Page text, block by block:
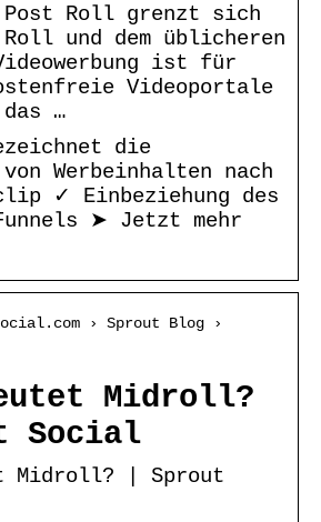
Roll grenzt sich
und dem üblicheren
ist für
Videoportale
das …
die
Werbeinhalten nach
✓ Einbeziehung des
➤ Jetzt mehr
› Sprout Blog ›
Midroll?
Social
Midroll? | Sprout